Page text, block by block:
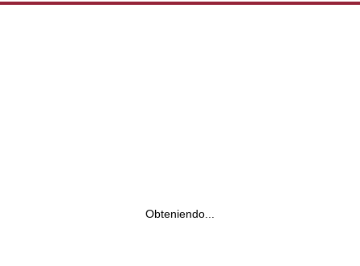
Obteniendo...